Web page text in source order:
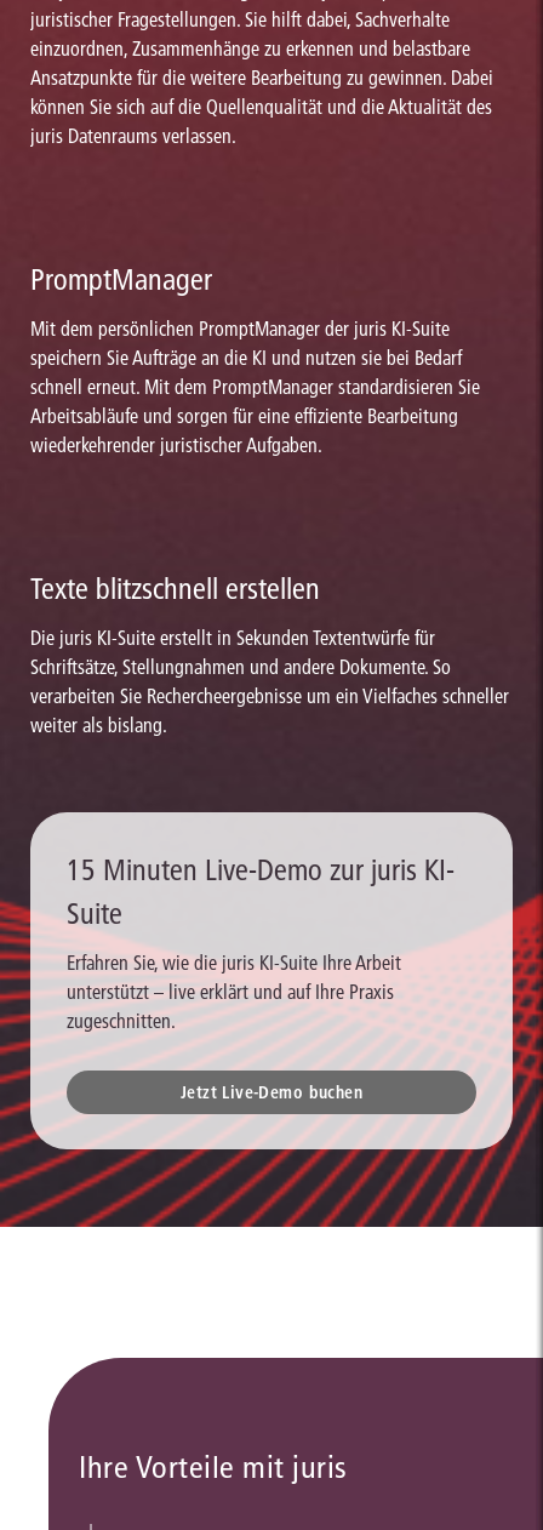
juristischer Fragestellungen. Sie hilft dabei, Sachverhalte
einzuordnen, Zusammenhänge zu erkennen und belastbare
Ansatzpunkte für die weitere Bearbeitung zu gewinnen. Dabei
können Sie sich auf die Quellenqualität und die Aktualität des
juris Datenraums verlassen.
PromptManager
Mit dem persönlichen PromptManager der juris KI-Suite
speichern Sie Aufträge an die KI und nutzen sie bei Bedarf
schnell erneut. Mit dem PromptManager standardisieren Sie
Arbeitsabläufe und sorgen für eine effiziente Bearbeitung
wiederkehrender juristischer Aufgaben.
Texte blitzschnell erstellen
Die juris KI-Suite erstellt in Sekunden Textentwürfe für
Schriftsätze, Stellungnahmen und andere Dokumente. So
verarbeiten Sie Rechercheergebnisse um ein Vielfaches schneller
weiter als bislang.
15 Minuten Live-Demo zur juris KI-
Suite
Erfahren Sie, wie die juris KI-Suite Ihre Arbeit
unterstützt – live erklärt und auf Ihre Praxis
zugeschnitten.
Jetzt Live-Demo buchen
Ihre Vorteile mit juris